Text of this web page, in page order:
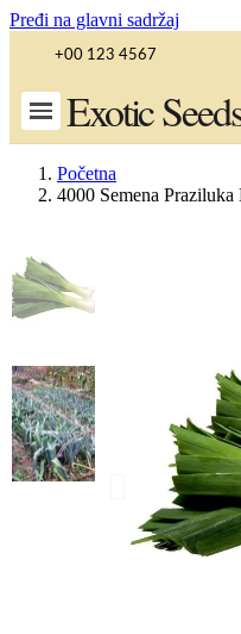
Pređi na glavni sadržaj
+00 123 4567
Exotic
Početna
4000 Semena